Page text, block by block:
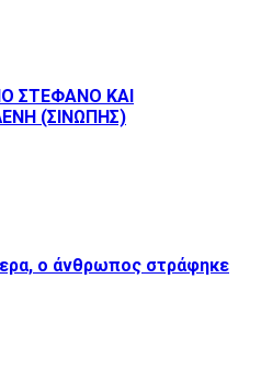
ΣΤΕΦΑΝΟ ΚΑΙ
(ΣΙΝΩΠΗΣ)
ο άνθρωπος στράφηκε